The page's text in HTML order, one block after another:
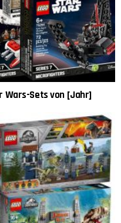
Wars-Sets von [Jahr]